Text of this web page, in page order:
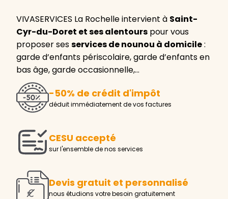
VIVASERVICES La Rochelle intervient à Saint-
Cyr-du-Doret et ses alentours pour vous
proposer sesservices de nounou à domicile:
garde d’enfants périscolaire, garde d’enfants en
bas âge, garde occasionnelle,…
-50% de crédit d'impôt
déduit immédiatement de vos factures
CESU accepté
sur l'ensemble de nos services
Devis gratuit et personnalisé
nous étudions votre besoin gratuitement